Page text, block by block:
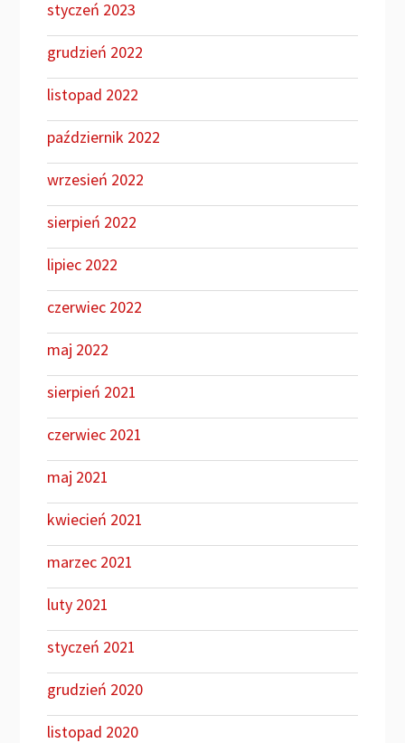
styczeń 2023
grudzień 2022
listopad 2022
październik 2022
wrzesień 2022
sierpień 2022
lipiec 2022
czerwiec 2022
maj 2022
sierpień 2021
czerwiec 2021
maj 2021
kwiecień 2021
marzec 2021
luty 2021
styczeń 2021
grudzień 2020
listopad 2020